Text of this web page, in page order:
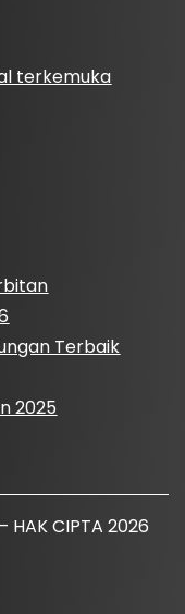
terkemuka
Terbaik
2025
HAK CIPTA 2026